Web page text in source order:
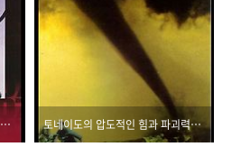
로저 무어 주연, 고전 스파이 영화의 교과서 <007 포 유어 아이스 온리> 토네이도의 압도적인 힘과 파괴력을 생생하게 구현한 영화 <트위스터>